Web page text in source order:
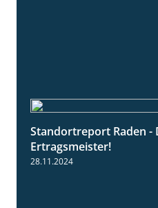
Standortreport Raden -
Ertragsmeister!
28.11.2024